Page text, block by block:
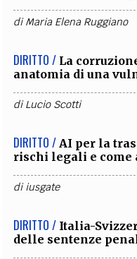
diMaria Elena Ruggiano
DIRITTO / La
anatomia di una
diLucio Scotti
DIRITTO / AI per la
rischi legali e come
diiusgate
DIRITTO / Italia-
delle sentenze